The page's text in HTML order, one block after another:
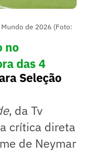
Mundo de 2026 (Foto:
no
das 4
Seleção
, da Tv
crítica direta
de Neymar